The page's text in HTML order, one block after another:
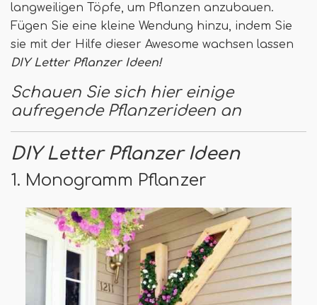
langweiligen Töpfe, um Pflanzen anzubauen.
Fügen Sie eine kleine Wendung hinzu, indem Sie
sie mit der Hilfe dieser Awesome wachsen lassen
DIY Letter Pflanzer Ideen!
Schauen Sie sich hier einige
aufregende Pflanzerideen an
DIY Letter Pflanzer Ideen
1. Monogramm Pflanzer